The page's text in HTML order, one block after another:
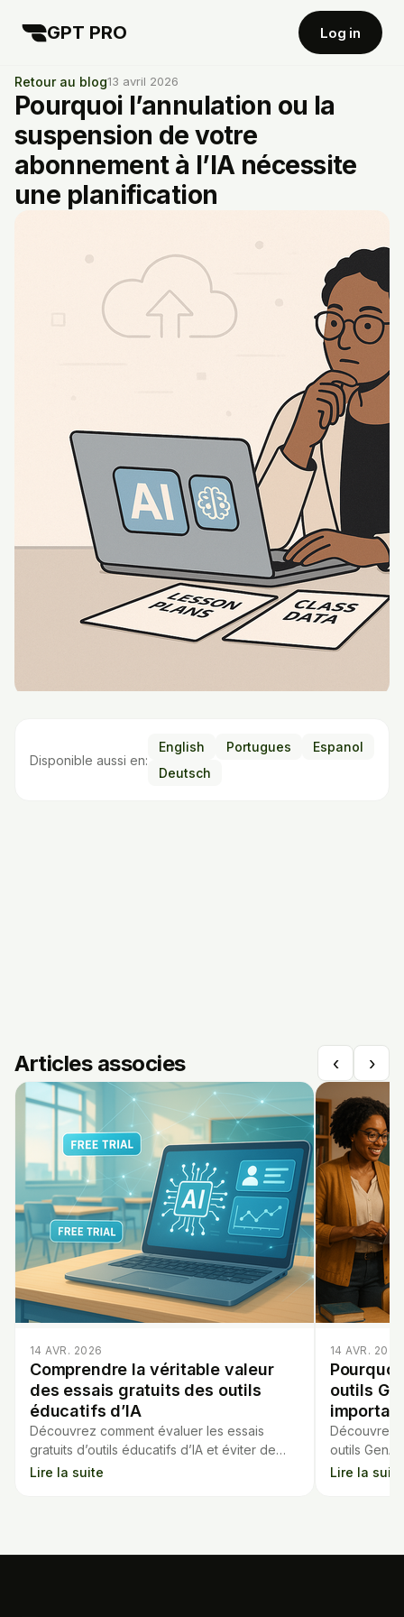
GPT PRO Log in
Retour au blog13 avril 2026
Pourquoi l’annulation ou la
suspension de votre
abonnement à l’IA nécessite
une planification
Disponible aussi en:
English Portugues
Espanol
Deutsch
Articles associes ‹ ›
14 AVR. 2026
Comprendre la véritable valeur
des essais gratuits des outils
éducatifs d’IA
Découvrez comment évaluer les essais
gratuits d’outils éducatifs d’IA et éviter de
payer pour des services qui ne répondent
Lire la suite
14 AVR. 2026
outils
Découvrez
outils
malgré les
Lire la suite